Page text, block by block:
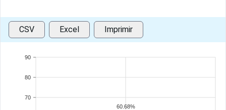
CSV Excel Imprimir
70
80
90
60.68%